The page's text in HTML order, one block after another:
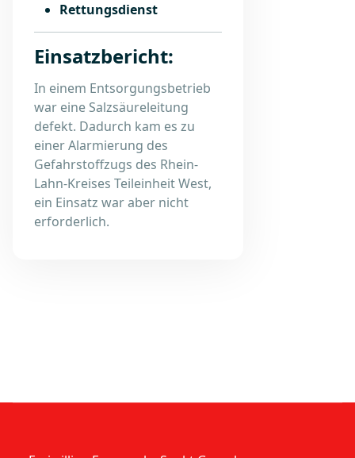
Rettungsdienst
Einsatzbericht:
In einem Entsorgungsbetrieb
war eine Salzsäureleitung
defekt. Dadurch kam es zu
einer Alarmierung des
Gefahrstoffzugs des Rhein-
Lahn-Kreises Teileinheit West,
ein Einsatz war aber nicht
erforderlich.